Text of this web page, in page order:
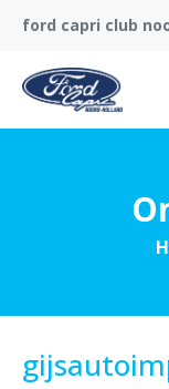
ford capri club